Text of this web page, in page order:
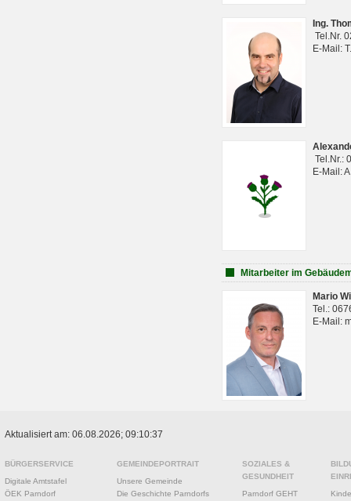
Ing.
Tel.Nr.
E-Mail:
Tel.Nr.:
E-Mail:
Mitarbeiter im
Mario
Tel.:
E-Mail:
Aktualisiert am: 06.08.2026; 09:10:37
BÜRGERSERVICE
Digitale Amtstafel
ÖEK Parndorf
GEMEINDEPORTRAIT
Unsere Gemeinde
Die Geschichte Parndorfs
SOZIALES &
GESUNDHEIT
Parndorf GEHT